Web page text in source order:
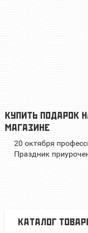
КУПИТЬ ПОДАРОК
МАГАЗИНЕ
20 октября
Праздник
КАТАЛОГ